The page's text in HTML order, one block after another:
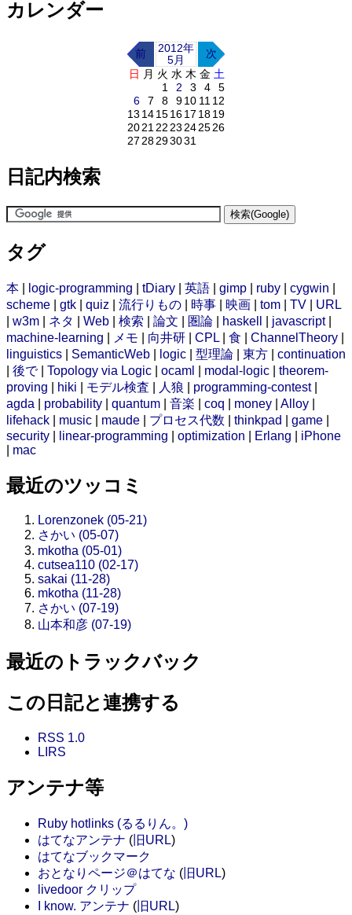
カレンダー
前
2012年
5月
次
日 月 火 水 木 金 土
1
2 3 4
5
6
7 8 910 11 12
13 14151617 1819
2021 22 23 242526
27 28293031
日記内検索
タグ
本 logic-programming tDiary 英語 gimp ruby cygwin
scheme
gtk quiz 流行りもの 時事 映画 tom TV
URL
w3m ネタ Web 検索 論文 圏論 haskell javascript|
machine-learning
メモ 向井研 CPL 食 ChannelTheory
linguistics
SemanticWeb logic 型理論 東方
continuation
後で| Topology via Logic ocaml modal-logic
theorem-
proving
hiki モデル検査 人狼 programming-contest|
agda
probability quantum 音楽 coq money Alloy
lifehack
music maude プロセス代数 thinkpad game
security
linear-programming optimization Erlang
iPhone
mac
最近のツッコミ
Lorenzonek (05-21)
さかい (05-07)
mkotha (05-01)
cutsea110 (02-17)
sakai (11-28)
mkotha (11-28)
さかい (07-19)
山本和彦 (07-19)
最近のトラックバック
この日記と連携する
RSS 1.0
LIRS
アンテナ等
Ruby hotlinks (るるりん。)
はてなアンテナ ( 旧URL)
はてなブックマーク
おとなりページ＠はてな ( 旧URL)
livedoor クリップ
I know. アンテナ ( 旧URL)